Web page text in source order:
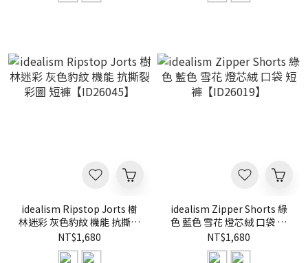
idealism Ripstop Jorts 樹
林迷彩 灰色豹紋 機能 抗撕裂
彩圖 短褲【ID26045】
NT$1,680
idealism Zipper Shorts 綠
色 藍色 雪花 燈芯絨 口袋 短
褲【ID26019】
NT$1,680